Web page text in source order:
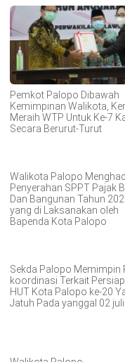
Pemkot Palopo Dibawah
Kemimpinan Walikota,
Meraih WTP Untuk Ke-7
Secara Berurut-Turut
Walikota Palopo
Penyerahan SPPT Pajak
Dan Bangunan Tahun
yang di Laksanakan oleh
Bapenda Kota Palopo
Sekda Palopo Memimpin
koordinasi Terkait
HUT Kota Palopo ke-20
Jatuh Pada yanggal 02